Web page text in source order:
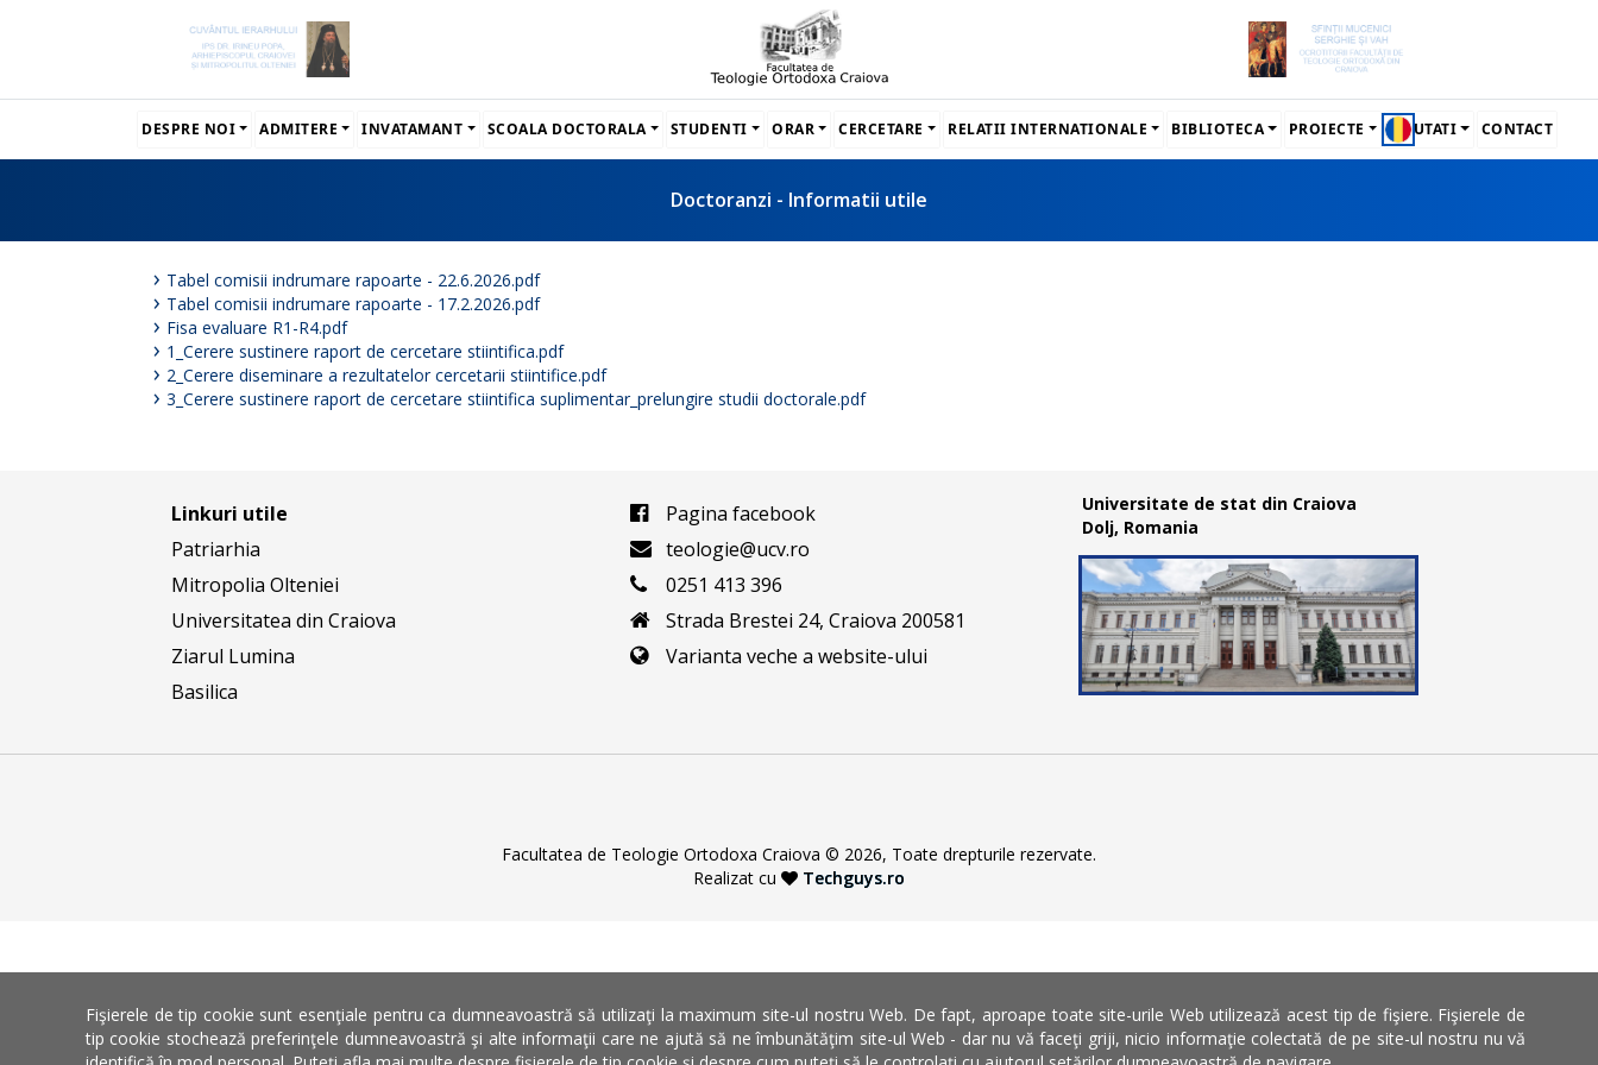
DESPRE NOI ADMITERE INVATAMANT SCOALA DOCTORALA STUDENTI ORAR CERCETARE RELATII INTERNATIONALE BIBLIOTECA PROIECTE NOUTATI CONTACT
Doctoranzi - Informatii utile
Tabel comisii indrumare rapoarte - 22.6.2026.pdf
Tabel comisii indrumare rapoarte - 17.2.2026.pdf
Fisa evaluare R1-R4.pdf
1_Cerere sustinere raport de cercetare stiintifica.pdf
2_Cerere diseminare a rezultatelor cercetarii stiintifice.pdf
3_Cerere sustinere raport de cercetare stiintifica suplimentar_prelungire studii doctorale.pdf
Fişierele de tip cookie sunt esenţiale pentru ca dumneavoastră să utilizaţi la maximum site-ul nostru Web. De fapt, aproape toate site-urile Web utilizează acest tip de fişiere. Fişierele de
tip cookie stochează preferinţele dumneavoastră şi alte informaţii care ne ajută să ne îmbunătăţim site-ul Web - dar nu vă faceţi griji, nicio informaţie colectată de pe site-ul nostru nu vă
Linkuri utile
Patriarhia
Mitropolia Olteniei
Universitatea din Craiova
Ziarul Lumina
Basilica
Pagina facebook
teologie@ucv.ro
0251 413 396
Strada Brestei 24, Craiova 200581
Varianta veche a website-ului
Universitate de stat din Craiova
Dolj, Romania
Facultatea de Teologie Ortodoxa Craiova © 2026, Toate drepturile rezervate.
Realizat cu
Techguys.ro